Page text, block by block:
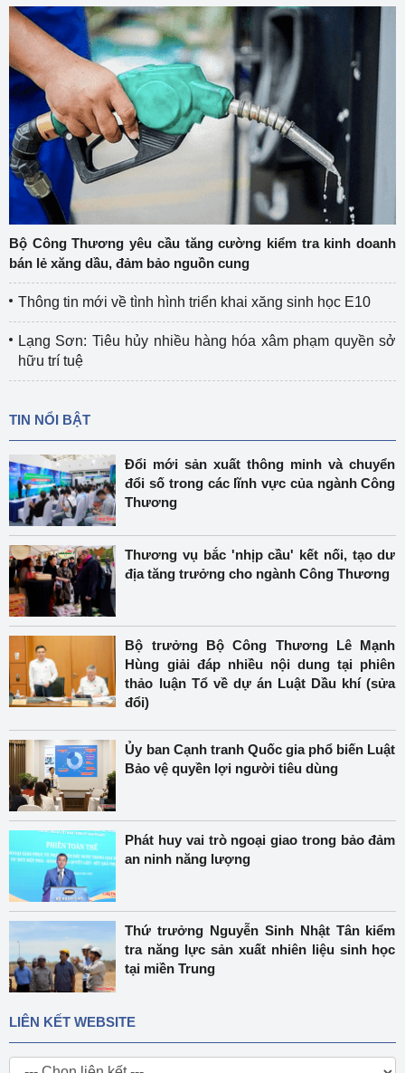
Bộ Công Thương yêu cầu tăng cường kiểm tra kinh doanh
bán lẻ xăng dầu, đảm bảo nguồn cung
Thông tin mới về tình hình triển khai xăng sinh học E10
Lạng Sơn: Tiêu hủy nhiều hàng hóa xâm phạm quyền sở
hữu trí tuệ
TIN NỔI BẬT
Đổi mới sản xuất thông minh và chuyển
đổi số trong các lĩnh vực của ngành Công
Thương
Thương vụ bắc 'nhịp cầu' kết nối, tạo dư
địa tăng trưởng cho ngành Công Thương
Bộ trưởng Bộ Công Thương Lê Mạnh
Hùng giải đáp nhiều nội dung tại phiên
thảo luận Tổ về dự án Luật Dầu khí (sửa
đổi)
Ủy ban Cạnh tranh Quốc gia phổ biến Luật
Bảo vệ quyền lợi người tiêu dùng
Phát huy vai trò ngoại giao trong bảo đảm
an ninh năng lượng
Thứ trưởng Nguyễn Sinh Nhật Tân kiểm
tra năng lực sản xuất nhiên liệu sinh học
tại miền Trung
LIÊN KẾT WEBSITE